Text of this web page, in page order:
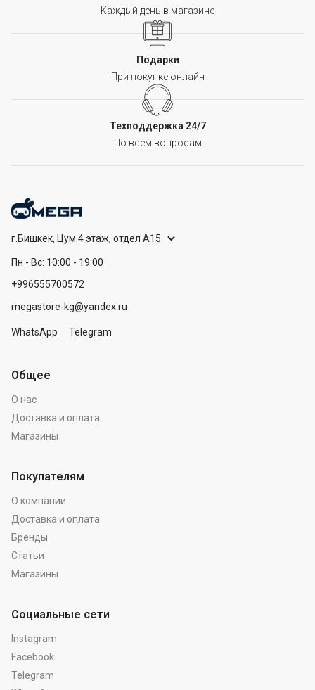
Каждый день в магазине
Подарки
При покупке онлайн
Техподдержка 24/7
По всем вопросам
г.Бишкек, Цум 4 этаж, отдел А15
Пн - Вс: 10:00 - 19:00
+996555700572
megastore-kg@yandex.ru
WhatsApp Telegram
Общее
О нас
Доставка и оплата
Магазины
Покупателям
О компании
Доставка и оплата
Бренды
Статьи
Магазины
Социальные сети
Instagram
Facebook
Telegram